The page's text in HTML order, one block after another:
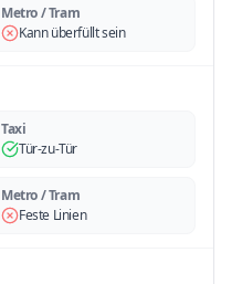
Metro / Tram
Kann überfüllt sein
Taxi
Tür-zu-Tür
Metro / Tram
Feste Linien